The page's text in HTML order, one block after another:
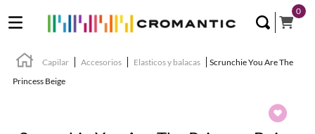
0
Capilar Accesorios Elasticos y balacas
Scrunchie You Are The
Princess Beige